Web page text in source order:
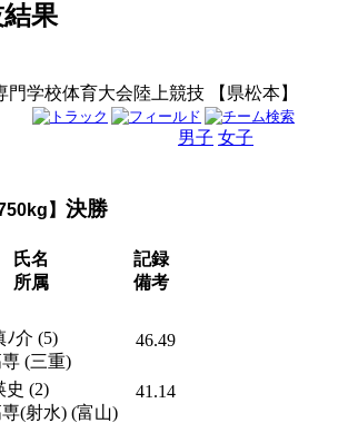
果
門学校体育大会陸上競技 【県松本】
男子 女子
】 決勝
氏名
所属
記録
備考
ﾉ介 (5)
(三重)
46.49
史 (2)
(射水) (富山)
41.14